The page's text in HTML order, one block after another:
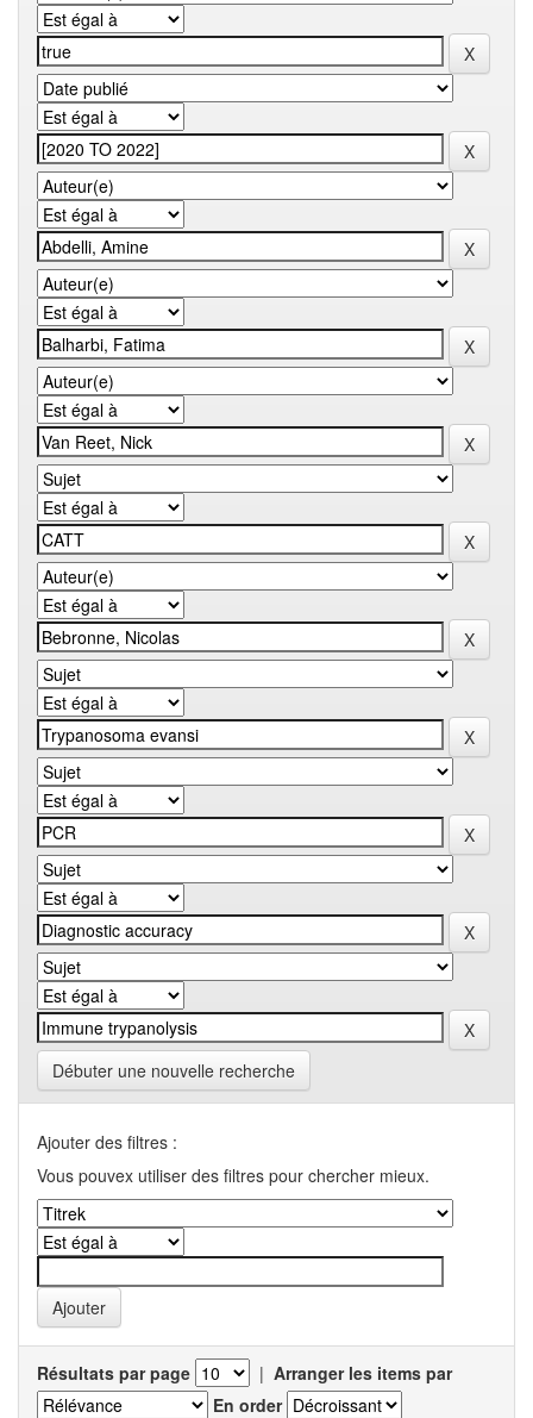
Débuter une nouvelle recherche
Ajouter des filtres :
Vous pouvex utiliser des filtres pour chercher mieux.
Résultats par page | Arranger les items par
En order